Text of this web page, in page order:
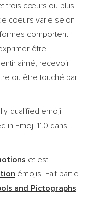
trois cœurs ou plus
coeurs varie selon
comportent
être
aimé, recevoir
ou être touché par
qualified emoji
in Emoji 11.0 dans
et est
émojis. Fait partie
and Pictographs